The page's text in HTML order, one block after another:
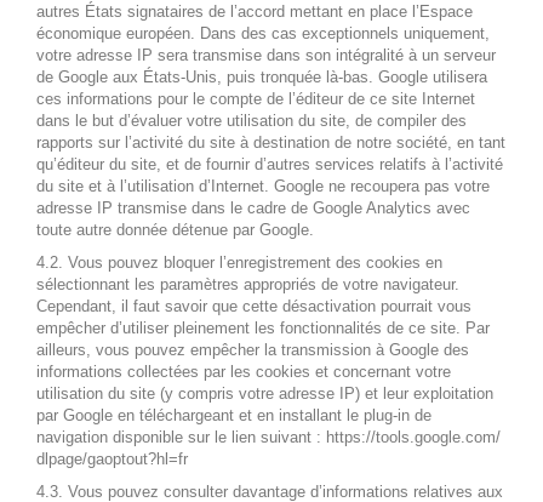
autres États signataires de l’accord mettant en place l’Espace
économique européen. Dans des cas exceptionnels uniquement,
votre adresse IP sera transmise dans son intégralité à un serveur
de Google aux États-Unis, puis tronquée là-bas. Google utilisera
ces informations pour le compte de l’éditeur de ce site Internet
dans le but d’évaluer votre utilisation du site, de compiler des
rapports sur l’activité du site à destination de notre société, en tant
qu’éditeur du site, et de fournir d’autres services relatifs à l’activité
du site et à l’utilisation d’Internet. Google ne recoupera pas votre
adresse IP transmise dans le cadre de Google Analytics avec
toute autre donnée détenue par Google.
4.2. Vous pouvez bloquer l’enregistrement des cookies en
sélectionnant les paramètres appropriés de votre navigateur.
Cependant, il faut savoir que cette désactivation pourrait vous
empêcher d’utiliser pleinement les fonctionnalités de ce site. Par
ailleurs, vous pouvez empêcher la transmission à Google des
informations collectées par les cookies et concernant votre
utilisation du site (y compris votre adresse IP) et leur exploitation
par Google en téléchargeant et en installant le plug-in de
navigation disponible sur le lien suivant : https://tools.google.com/
dlpage/gaoptout?hl=fr
4.3. Vous pouvez consulter davantage d’informations relatives aux